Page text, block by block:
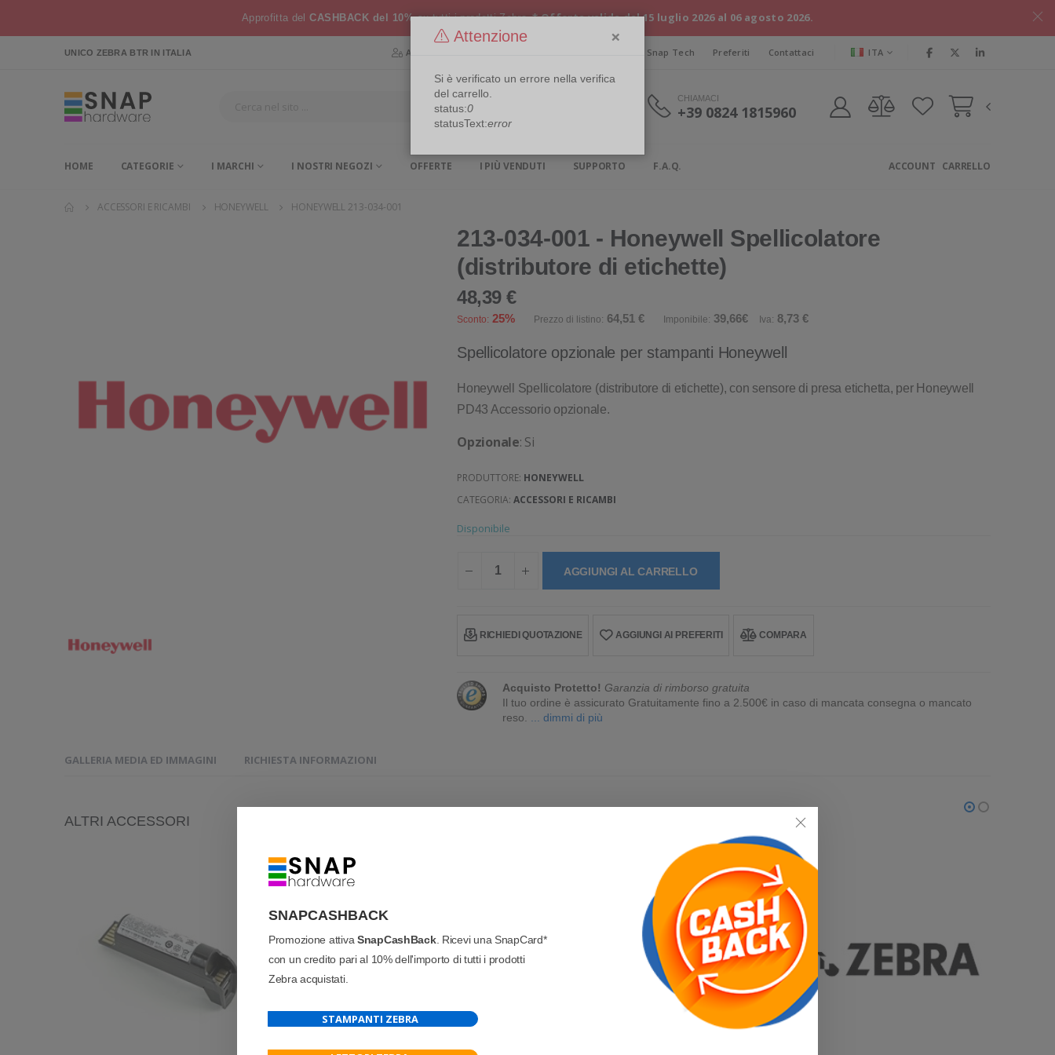
SNAPCASHBACK
Promozione attivaSnapCashBack. Ricevi una SnapCard*
con un credito pari al 10% dell'importo di tutti i prodotti
Zebra acquistati.
STAMPANTI ZEBRA
Approfitta del CASHBACK del 10%su tutti i prodotti Zebra * Offerta valida dal 15 luglio 2026 al 06 agosto 2026.
UNICO ZEBRA BTR IN ITALIA Area Riservata Snap Tech Preferiti Contattaci ITA
CHIAMACI
+39 0824 1815960
HOME CATEGORIE I MARCHI I NOSTRI NEGOZI OFFERTE I PIÙ VENDUTI SUPPORTO F.A.Q. CARRELLO
ACCOUNT
ACCESSORI E RICAMBI HONEYWELL HONEYWELL 213-034-001
213-034-001 - Honeywell Spellicolatore
(distributore di etichette)
48,39 €
Sconto: 25% Prezzo di listino: 64,51 € Imponibile: 39,66€ Iva: 8,73 €
Spellicolatore opzionale per stampanti Honeywell
Honeywell Spellicolatore (distributore di etichette), con sensore di presa etichetta, per Honeywell
PD43 Accessorio opzionale.
Opzionale: Si
PRODUTTORE: HONEYWELL
CATEGORIA:ACCESSORI E RICAMBI
Disponibile
AGGIUNGI AL CARRELLO
RICHIEDI QUOTAZIONE AGGIUNGI AI PREFERITI COMPARA
Acquisto Protetto! Garanzia di rimborso gratuita
Il tuo ordine è assicurato Gratuitamente fino a 2.500€ in caso di mancata consegna o mancato
reso.
... dimmi di più
GALLERIA MEDIA ED IMMAGINI RICHIESTA INFORMAZIONI
ALTRI ACCESSORI
Attenzione ×
Si è verificato un errore nella verifica
del carrello.
status:0
statusText:error